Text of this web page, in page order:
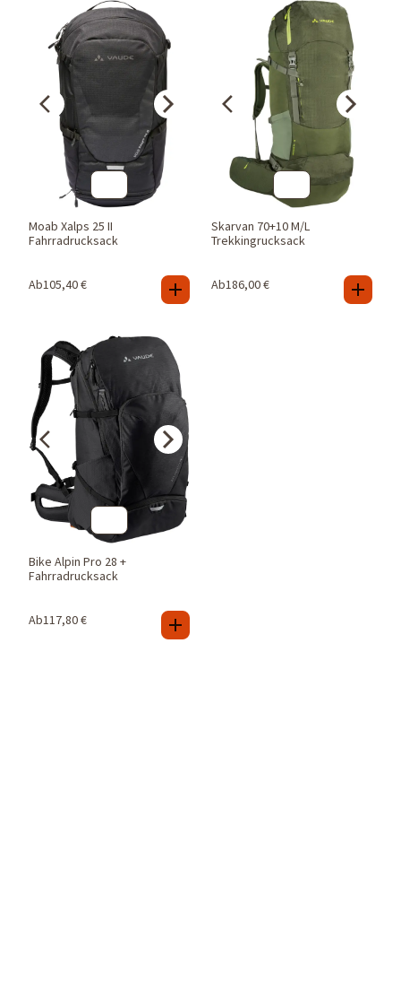
Moab Xalps 25 II
Fahrradrucksack
Ab105,40€
Skarvan 70+10 M/L
Trekkingrucksack
Ab186,00€
Bike Alpin Pro 28 +
Fahrradrucksack
Ab117,80€